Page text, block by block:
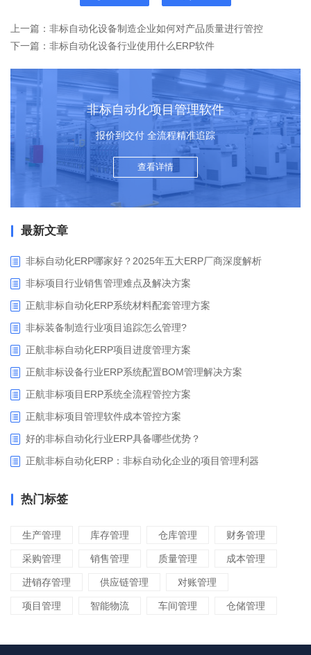
上一篇：非标自动化设备制造企业如何对产品质量进行管控
下一篇：非标自动化设备行业使用什么ERP软件
非标自动化项目管理软件
报价到交付 全流程精准追踪
查看详情
最新文章
非标自动化ERP哪家好？2025年五大ERP厂商深度解析
非标项目行业销售管理难点及解决方案
正航非标自动化ERP系统材料配套管理方案
非标装备制造行业项目追踪怎么管理?
正航非标自动化ERP项目进度管理方案
正航非标设备行业ERP系统配置BOM管理解决方案
正航非标项目ERP系统全流程管控方案
正航非标项目管理软件成本管控方案
好的非标自动化行业ERP具备哪些优势？
正航非标自动化ERP：非标自动化企业的项目管理利器
热门标签
生产管理 库存管理 仓库管理 财务管理
采购管理 销售管理 质量管理 成本管理
进销存管理 供应链管理 对账管理
项目管理 智能物流 车间管理 仓储管理